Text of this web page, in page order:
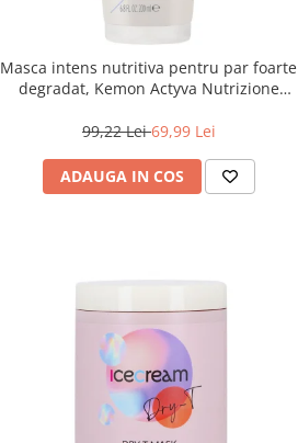
Masca intens nutritiva pentru par foarte
degradat, Kemon Actyva Nutrizione
99,22 Lei69,99 Lei
ADAUGA IN COS